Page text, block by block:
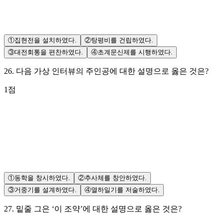
①집현전을 설치하였다. ②탕평비를 건립하였다.
③대전회통을 편찬하였다. ④초계문신제를 시행하였다.
26. 다음 가상 인터뷰의 주인공에 대한 설명으로 옳은 것은?
1 점
①동학을 창시하였다. ②추사체를 창안하였다.
③거중기를 설계하였다. ④열하일기를 저술하였다.
27. 밑줄 그은 ‘이 조약’에 대한 설명으로 옳은 것은?